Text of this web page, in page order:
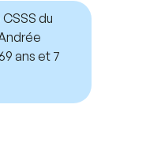
CSSS du
ans et 7